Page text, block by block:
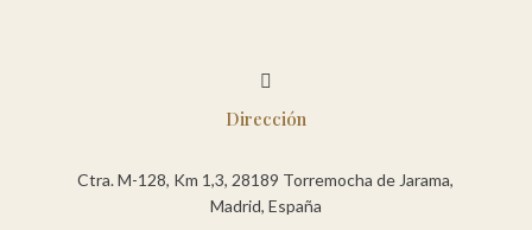

Dirección
Ctra. M-128, Km 1,3, 28189 Torremocha de Jarama,
Madrid, España